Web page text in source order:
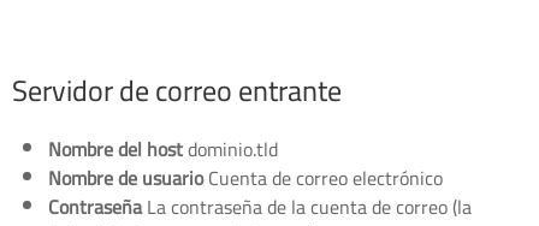
Servidor de correo entrante
Nombre del hostdominio.tld
Nombre de usuarioCuenta de correo electrónico
ContraseñaLa contraseña de la cuenta de correo (la